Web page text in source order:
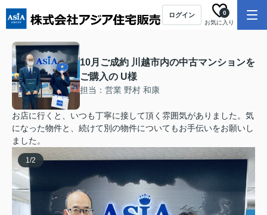
ログイン
お気に入り
0
10月ご成約 川越市内の中古マンションを
ご購入の U様
担当：営業 野村 和康
お店に行くと、いつも丁寧に接して頂く雰囲気がありました。気
になった物件と、続けて別の物件についてもお手伝いをお願いし
ました。
1/2